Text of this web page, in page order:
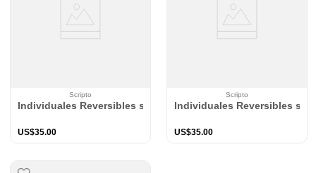
Scripto
Individuales Reversibles set de 6 rectangular 41*27 cm + 6
US$35.00
Scripto
Individuales Reversibles set
US$35.00